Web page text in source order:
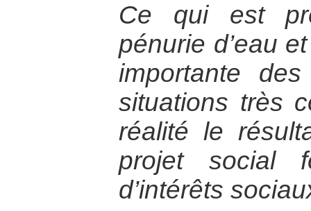
Ce qui est
pénurie d’eau
importante
situations très
réalité le
projet
d’intérêts